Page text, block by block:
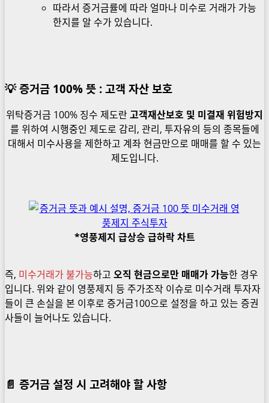
따라서 증거금률에 따라 얼마나 미수로 거래가 가능
한지를 알 수가 있습니다.
💡 증거금 100% 뜻 : 고객 자산 보호
위탁증거금 100% 징수 제도란고객재산보호 및 미결재 위험방지
를 위하여 시행중인 제도로 감리, 관리, 투자유의 등의 종목들에
대해서 미수사용을 제한하고 계좌 현금만으로 매매를 할 수 있는
제도입니다.
*영풍제지 급상승 급하락 차트
즉, 미수거래가 불가능하고 오직 현금으로만 매매가 가능한 경우
입니다. 위와 같이 영풍제지 등 주가조작 이슈로 미수거래 투자자
들이 큰 손실을 본 이후로 증거금100으로 설정을 하고 있는 증권
사들이 늘어나도 있습니다.
📄 증거금 설정 시 고려해야 할 사항